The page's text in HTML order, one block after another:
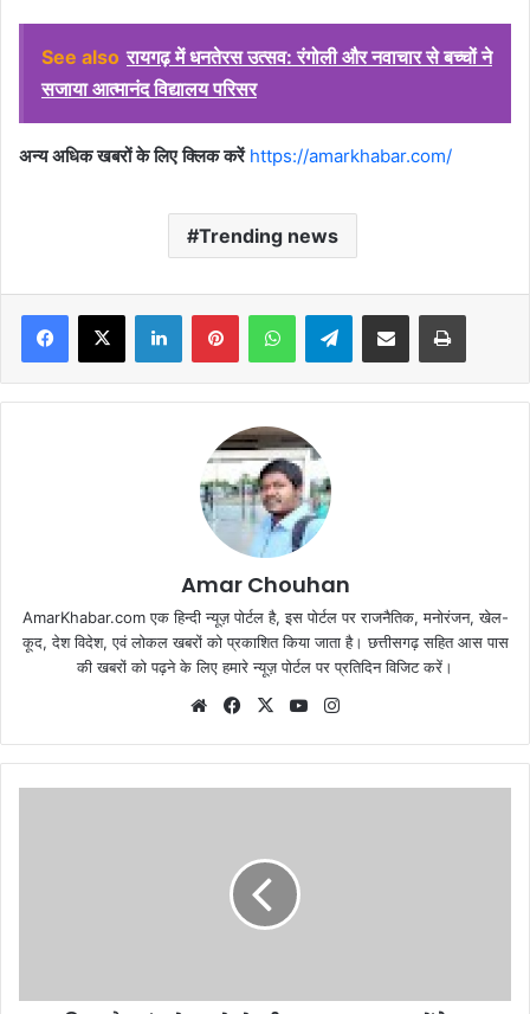
See also रायगढ़ में धनतेरस उत्सव: रंगोली और नवाचार से बच्चों ने
सजाया आत्मानंद विद्यालय परिसर
अन्य अधिक खबरों के लिए क्लिक करें https://amarkhabar.com/
Trending news
Facebook
X LinkedInPinterestWhatsAppTelegramShare via Email Print
Amar Chouhan
AmarKhabar.com एक हिन्दी न्यूज़ पोर्टल है, इस पोर्टल पर राजनैतिक, मनोरंजन, खेल-
कूद, देश विदेश, एवं लोकल खबरों को प्रकाशित किया जाता है। छत्तीसगढ़ सहित आस पास
की खबरों को पढ़ने के लिए हमारे न्यूज़ पोर्टल पर प्रतिदिन विजिट करें।
WebsiteFacebook
X YouTube